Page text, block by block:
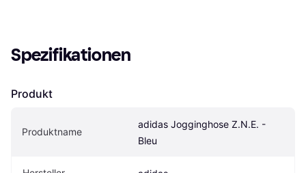
Spezifikationen
Produkt
Produktname
adidas Jogginghose Z.N.E. -
Bleu